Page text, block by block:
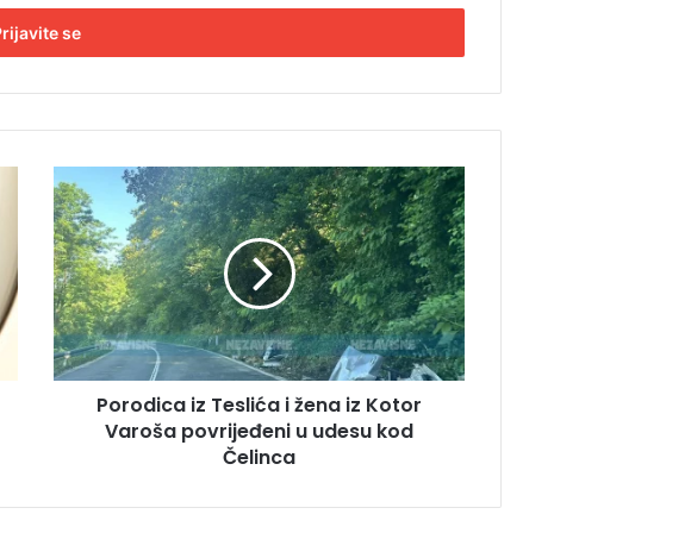
P
o
r
o
d
i
c
a
i
l
Porodica iz Teslića i žena iz Kotor
Varoša povrijeđeni u udesu kod
Čelinca